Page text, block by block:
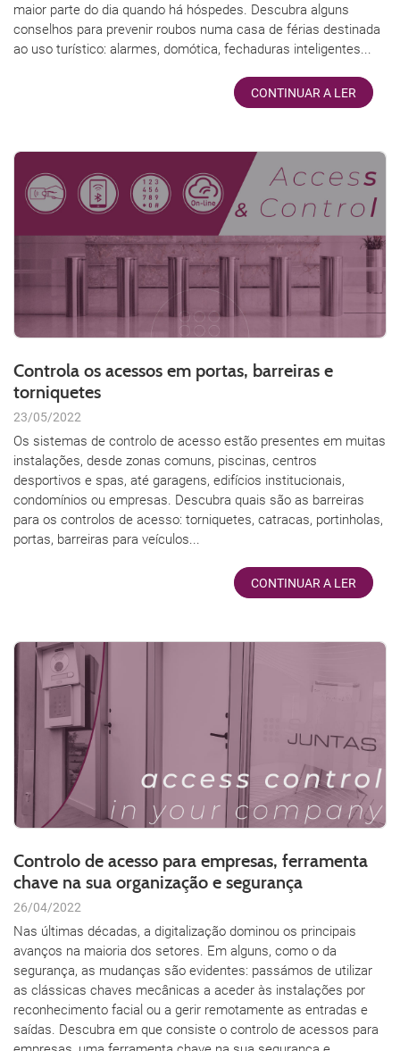
maior parte do dia quando há hóspedes. Descubra alguns
conselhos para prevenir roubos numa casa de férias destinada
ao uso turístico: alarmes, domótica, fechaduras inteligentes...
CONTINUAR A LER
Controla os acessos em portas, barreiras e
torniquetes
23/05/2022
Os sistemas de controlo de acesso estão presentes em muitas
instalações, desde zonas comuns, piscinas, centros
desportivos e spas, até garagens, edifícios institucionais,
condomínios ou empresas. Descubra quais são as barreiras
para os controlos de acesso: torniquetes, catracas, portinholas,
portas, barreiras para veículos...
CONTINUAR A LER
Controlo de acesso para empresas, ferramenta
chave na sua organização e segurança
26/04/2022
Nas últimas décadas, a digitalização dominou os principais
avanços na maioria dos setores. Em alguns, como o da
segurança, as mudanças são evidentes: passámos de utilizar
as clássicas chaves mecânicas a aceder às instalações por
reconhecimento facial ou a gerir remotamente as entradas e
saídas. Descubra em que consiste o controlo de acessos para